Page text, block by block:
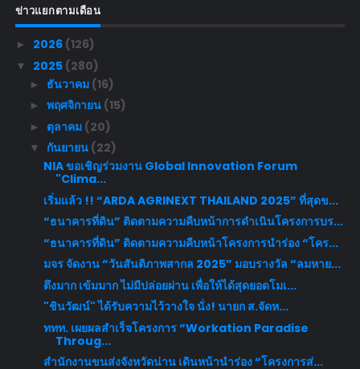
ข่าวแยกตามเดือน
► 2026 (126)
▼ 2025 (280)
► ธันวาคม (16)
► พฤศจิกายน (15)
► ตุลาคม (20)
▼ กันยายน (22)
NIA ขอเชิญร่วมงาน Global Innovation Forum
"Clima...
เริ่มแล้ว !! “ARDA AGRINEXT THAILAND 2025” ที่สุดข...
“ธนาคารที่ดิน” ติดตามความคืบหน้าการดำเนินโครงการบร...
“ธนาคารที่ดิน” ติดตามความคืบหน้าโครงการนำร่อง “โคร...
มจร จัดงาน “วันสันติภาพสากล 2025” มอบรางวัล “ลมหาย...
ตึงมาก เข้มมาก ไม่มีปล่อยผ่าน เพื่อให้ได้สุดยอดโมเ...
"ชินวัฒน์​" ได้รับความไว้วางใจ​ นั่ง! นายก​ ส.จัดห...
ททท. เผยผลสำเร็จโครงการ “Workation Paradise
Throug...
สำนักงานขนส่งจังหวัดน่าน เดินหน้านำร่อง “โครงการส่...